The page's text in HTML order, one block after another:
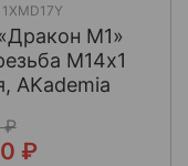
М1»
М14х1
AKademia
₽
₽